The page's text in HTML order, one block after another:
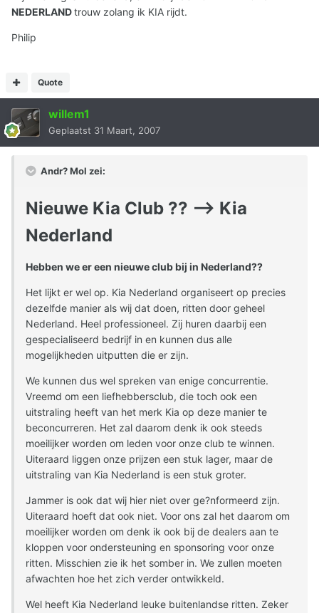
NEDERLANDtrouw zolang ik KIA rijdt.
Philip
Quote
willem1
Geplaatst 31 Maart, 2007
Andr? Mol zei:
Nieuwe Kia Club ?? --> Kia
Nederland
Hebben we er een nieuwe club bij in Nederland??
Het lijkt er wel op. Kia Nederland organiseert op precies
dezelfde manier als wij dat doen, ritten door geheel
Nederland. Heel professioneel. Zij huren daarbij een
gespecialiseerd bedrijf in en kunnen dus alle
mogelijkheden uitputten die er zijn.
We kunnen dus wel spreken van enige concurrentie.
Vreemd om een liefhebbersclub, die toch ook een
uitstraling heeft van het merk Kia op deze manier te
beconcurreren. Het zal daarom denk ik ook steeds
moeilijker worden om leden voor onze club te winnen.
Uiteraard liggen onze prijzen een stuk lager, maar de
uitstraling van Kia Nederland is een stuk groter.
Jammer is ook dat wij hier niet over ge?nformeerd zijn.
Uiteraard hoeft dat ook niet. Voor ons zal het daarom om
moeilijker worden om denk ik ook bij de dealers aan te
kloppen voor ondersteuning en sponsoring voor onze
ritten. Misschien zie ik het somber in. We zullen moeten
afwachten hoe het zich verder ontwikkeld.
Wel heeft Kia Nederland leuke buitenlandse ritten. Zeker